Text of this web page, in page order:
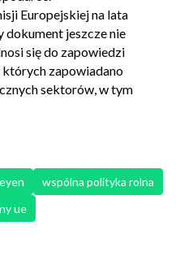
Europejskiej na lata
dokument jeszcze nie
się do zapowiedzi
zapowiadano
sektorów, w tym
wspólna polityka rolna
ue